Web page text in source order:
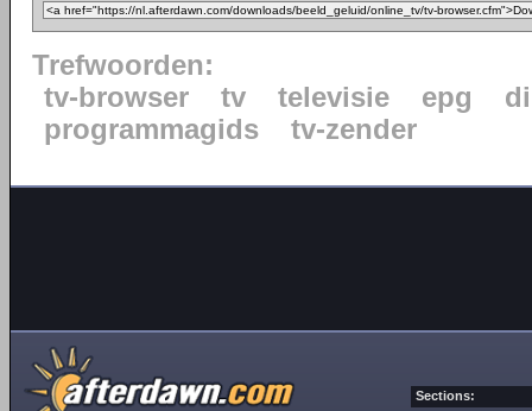
Trefwoorden:
tv-browser
tv televisie epg
programmagids
tv-zender
Sections: